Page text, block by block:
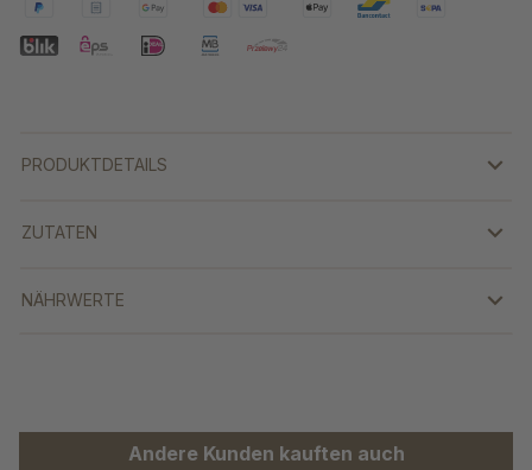
PRODUKTDETAILS
ZUTATEN
NÄHRWERTE
Produktgalerie überspringen
Andere Kunden kauften auch